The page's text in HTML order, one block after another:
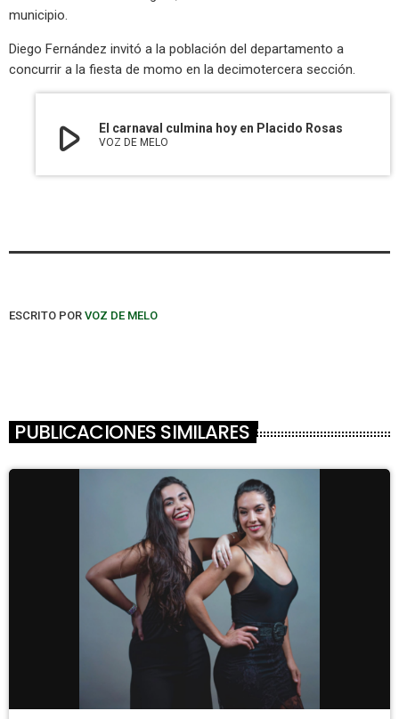
municipio.
Diego Fernández invitó a la población del departamento a
concurrir a la fiesta de momo en la decimotercera sección.
play_arrow El carnaval culmina hoy en Placido Rosas
VOZ DE MELO
ESCRITO POR VOZ DE MELO
PUBLICACIONES SIMILARES